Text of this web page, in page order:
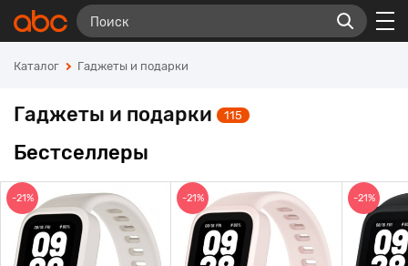
Каталог Гаджеты и подарки
Гаджеты и подарки 115
Бестселлеры
-21% -21% -21%